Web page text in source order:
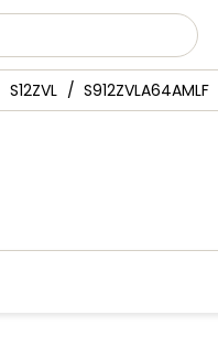
S12ZVL S912ZVLA64AMLF